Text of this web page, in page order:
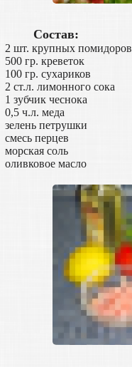
Состав:
2 шт. крупных помидоров
500 гр. креветок
100 гр. сухариков
2 ст.л. лимонного сока
1 зубчик чеснока
0,5 ч.л. меда
зелень петрушки
смесь перцев
морская соль
оливковое масло